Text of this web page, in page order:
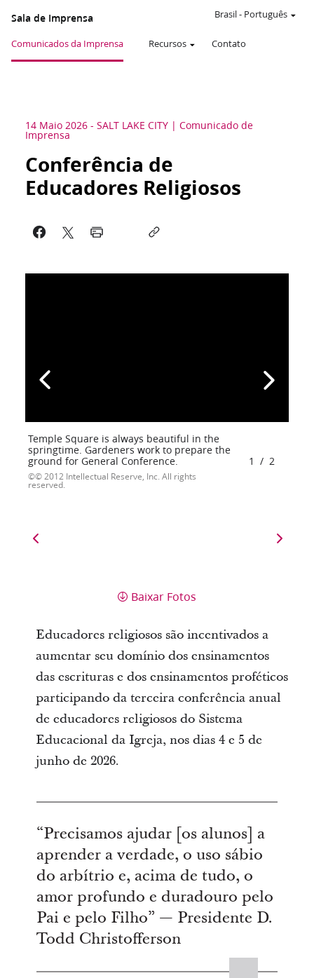
Sala de Imprensa
Comunicados da Imprensa Recursos Contato
Brasil- Português
14 Maio 2026 - SALT LAKE CITY Comunicado de
Imprensa
Conferência de
Educadores Religiosos
Temple Square is always beautiful in the
springtime. Gardeners work to prepare the
ground for General Conference.
© 2012 Intellectual Reserve, Inc. All rights
reserved.
1 / 2
Baixar Fotos
Educadores religiosos são incentivados a
aumentar seu domínio dos ensinamentos
das escrituras e dos ensinamentos proféticos
participando da terceira conferência anual
de educadores religiosos do Sistema
Educacional da Igreja, nos dias 4 e 5 de
junho de 2026.
“Precisamos ajudar [os alunos] a
aprender a verdade, o uso sábio
do arbítrio e, acima de tudo, o
amor profundo e duradouro pelo
Pai e pelo Filho” — Presidente D.
Todd Christofferson